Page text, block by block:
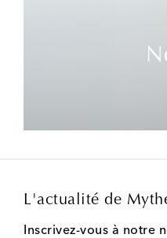
L'actualité de
Inscrivez-vous à notre